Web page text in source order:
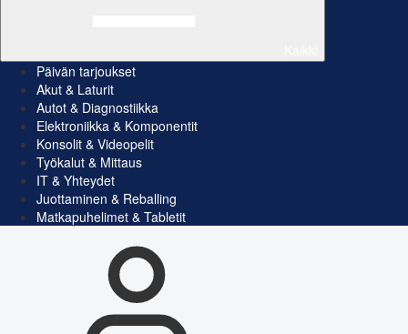
Päivän tarjoukset
Akut & Laturit
Autot & Diagnostiikka
Elektroniikka & Komponentit
Konsolit & Videopelit
Työkalut & Mittaus
IT & Yhteydet
Juottaminen & Reballing
Matkapuhelimet & Tabletit